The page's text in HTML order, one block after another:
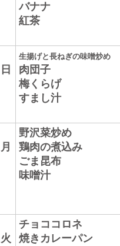
バナナ
紅茶
日
生揚げと長ねぎの味噌炒め
肉団子
梅くらげ
すまし汁
月
野沢菜炒め
鶏肉の煮込み
ごま昆布
味噌汁
火
チョココロネ
焼きカレーパン